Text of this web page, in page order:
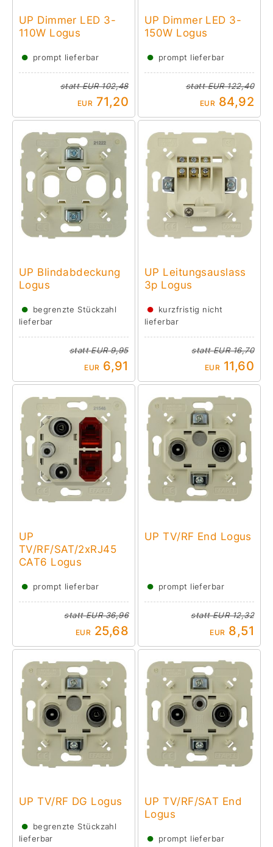
UP Dimmer LED 3-
110W Logus
● prompt lieferbar
stattEUR 102,48
EUR 71,20
UP Dimmer LED 3-
150W Logus
● prompt lieferbar
stattEUR 122,40
EUR 84,92
UP Blindabdeckung
Logus
● begrenzte Stückzahl
lieferbar
stattEUR 9,95
EUR 6,91
UP Leitungsauslass
3p Logus
● kurzfristig nicht
lieferbar
stattEUR 16,70
EUR 11,60
UP
TV/RF/SAT/2xRJ45
CAT6 Logus
● prompt lieferbar
stattEUR 36,96
EUR 25,68
UP TV/RF End Logus
● prompt lieferbar
stattEUR 12,32
EUR 8,51
UP TV/RF DG Logus
● begrenzte Stückzahl
lieferbar
UP TV/RF/SAT End
Logus
● prompt lieferbar